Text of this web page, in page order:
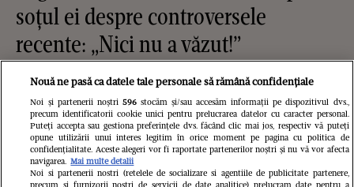
soțul ei despre controversele
recente: „Nici nu a văzut!”
Nouă ne pasă ca datele tale personale să rămână confidențiale
Noi și partenerii noștri 596stocăm și/sau accesăm informații pe dispozitivul dvs.,
precum identificatorii cookie unici pentru prelucrarea datelor cu caracter personal.
Puteți accepta sau gestiona preferințele dvs. făcând clic mai jos, respectiv vă puteți
opune utilizării unui interes legitim în orice moment pe pagina cu politica de
confidențialitate. Aceste alegeri vor fi raportate partenerilor noștri și nu vă vor afecta
navigarea. Mai multe detalii
Noi si partenerii nostri (retelele de socializare si agentiile de publicitate partenere,
precum si furnizorii nostri de servicii de date analitice) prelucram date pentru a